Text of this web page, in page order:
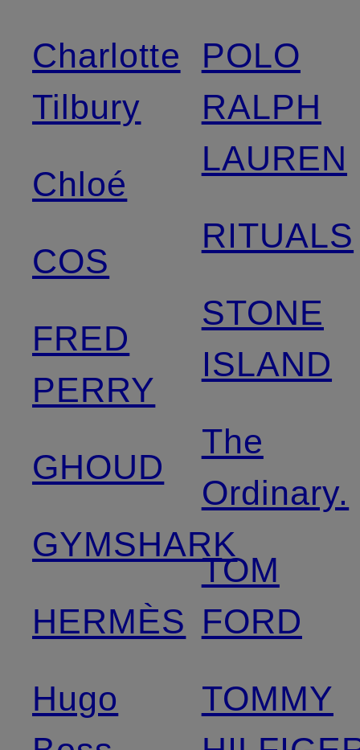
Charlotte
Tilbury
Chloé
COS
FRED
PERRY
GHOUD
GYMSHARK
HERMÈS
Hugo
POLO
RALPH
LAUREN
RITUALS
STONE
ISLAND
The
Ordinary.
TOM
FORD
TOMMY